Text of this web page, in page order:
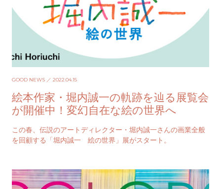
GOOD NEWS ／ 2022.04.15
絵本作家・堀内誠一の軌跡を辿る展覧会
が開催中！変幻自在な絵の世界へ
この春、伝説のアートディレクター・堀内誠一さんの画業全般
を回顧する「堀内誠一 絵の世界」展がスタート。